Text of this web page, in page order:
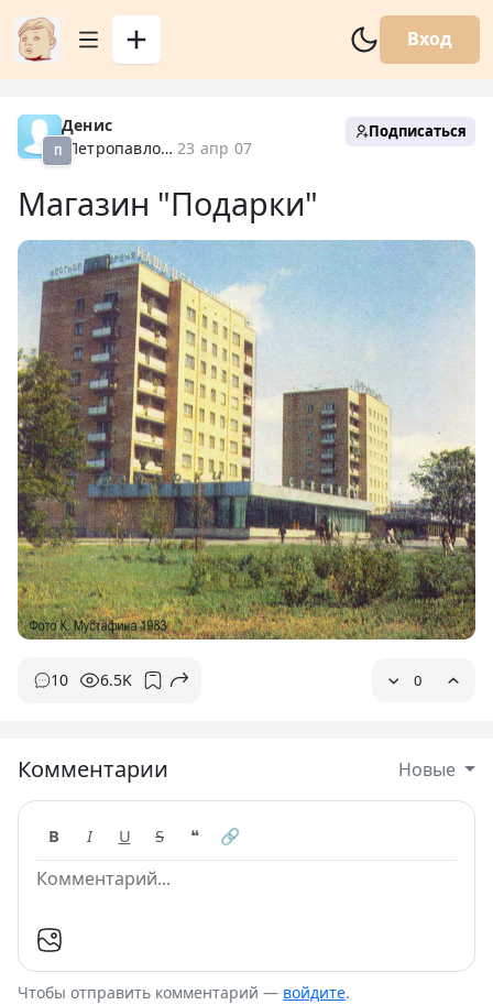
Вход
П
Денис
Петропавловск XX 23 апр 07
Подписаться
Магазин "Подарки"
10 6.5K 0
Комментарии Новые
B I U S ❝ 🔗
Чтобы отправить комментарий — войдите.